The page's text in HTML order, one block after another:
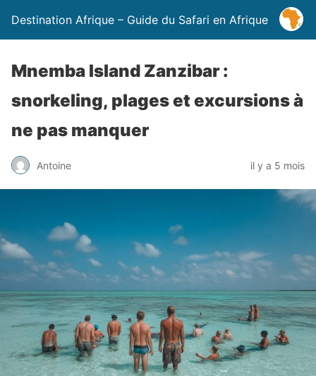
Destination Afrique – Guide du Safari en Afrique
Mnemba Island Zanzibar :
snorkeling, plages et excursions à
ne pas manquer
Antoine il y a 5 mois